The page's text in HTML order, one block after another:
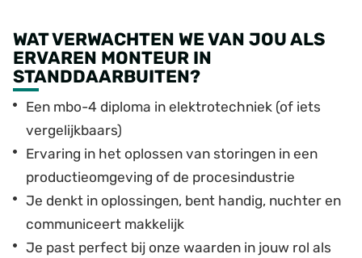
WAT VERWACHTEN WE VAN JOU ALS
ERVAREN MONTEUR IN
STANDDAARBUITEN?
Een mbo-4 diploma in elektrotechniek (of iets
vergelijkbaars)
Ervaring in het oplossen van storingen in een
productieomgeving of de procesindustrie
Je denkt in oplossingen, bent handig, nuchter en
communiceert makkelijk
Je past perfect bij onze waarden in jouw rol als